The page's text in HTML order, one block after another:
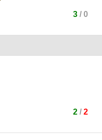
3/ 0
2/ 2